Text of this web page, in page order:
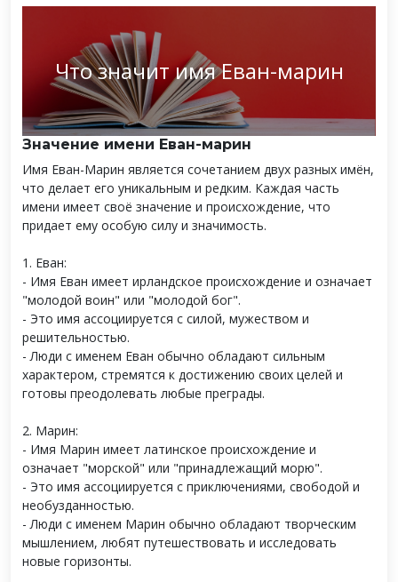
Что значит имя Еван-марин
Значение имени Еван-марин
Имя Еван-Марин является сочетанием двух разных имён,
что делает его уникальным и редким. Каждая часть
имени имеет своё значение и происхождение, что
придает ему особую силу и значимость.
1. Еван:
- Имя Еван имеет ирландское происхождение и означает
"молодой воин" или "молодой бог".
- Это имя ассоциируется с силой, мужеством и
решительностью.
- Люди с именем Еван обычно обладают сильным
характером, стремятся к достижению своих целей и
готовы преодолевать любые преграды.
2. Марин:
- Имя Марин имеет латинское происхождение и
означает "морской" или "принадлежащий морю".
- Это имя ассоциируется с приключениями, свободой и
необузданностью.
- Люди с именем Марин обычно обладают творческим
мышлением, любят путешествовать и исследовать
новые горизонты.